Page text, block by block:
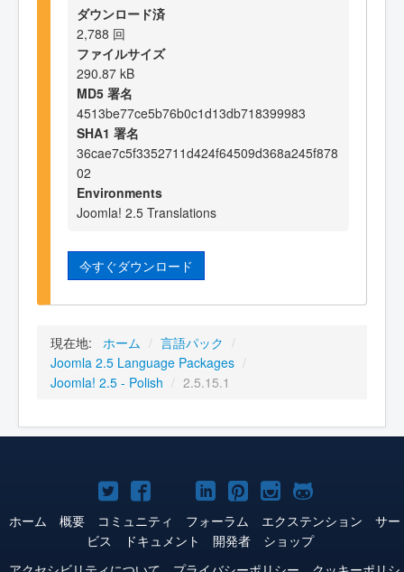
ダウンロード済
2,788 回
ファイルサイズ
290.87 kB
MD5 署名
4513be77ce5b76b0c1d13db718399983
SHA1 署名
36cae7c5f3352711d424f64509d368a245f878
02
Environments
Joomla! 2.5 Translations
今すぐダウンロード
現在地: ホーム / 言語パック /
Joomla 2.5 Language Packages /
Joomla! 2.5 - Polish / 2.5.15.1
Joomla!
Twitter
Joomla!
Facebook
Joomla!
YouTube
Joomla!
LinkedIn
Joomla!
Pinterest
Joomla!
Instagram
Joomla!
GitHub
ホーム 概要 コミュニティ フォーラム エクステンション
サー
ビス
ドキュメント 開発者
ショップ